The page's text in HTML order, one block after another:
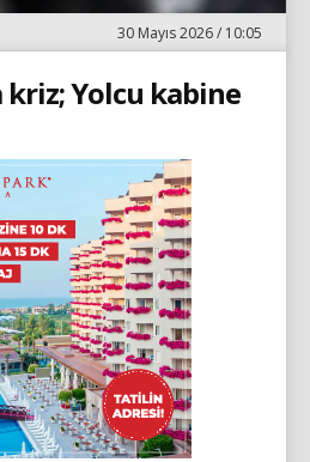
30 Mayıs 2026 / 10:05
kriz; Yolcu kabine